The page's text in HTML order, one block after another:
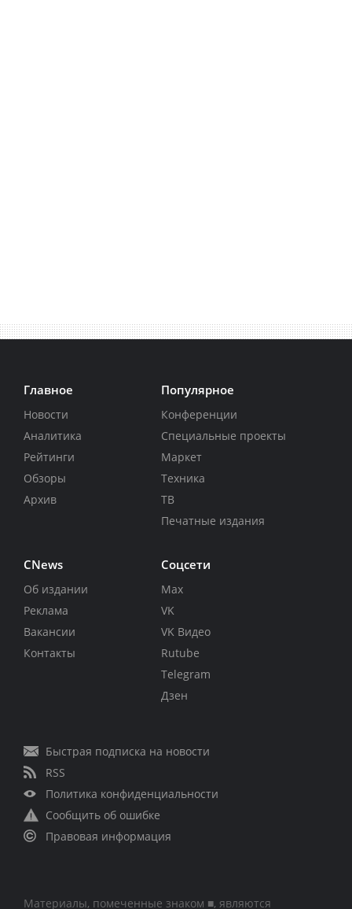
Главное
Новости
Аналитика
Рейтинги
Обзоры
Архив
Популярное
Конференции
Специальные проекты
Маркет
Техника
ТВ
Печатные издания
CNews
Об издании
Реклама
Вакансии
Контакты
Соцсети
Max
VK
VK Видео
Rutube
Telegram
Дзен
Быстрая подписка на новости
RSS
Политика конфиденциальности
Сообщить об ошибке
Правовая информация
Материалы, помеченные знаком ■, являются